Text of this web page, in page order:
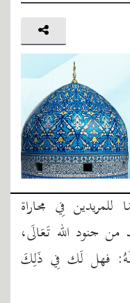
للمريدين فِي مجاراة
جنود الله تَعَالَى،
لَهُ: فهل لَك فِي ذَلِكَ